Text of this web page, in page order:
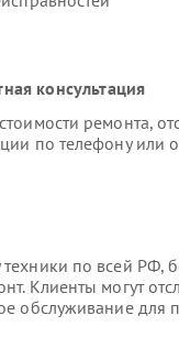
консультация
ремонта,
по телефону или
по всей РФ,
Клиенты могут
обслуживание